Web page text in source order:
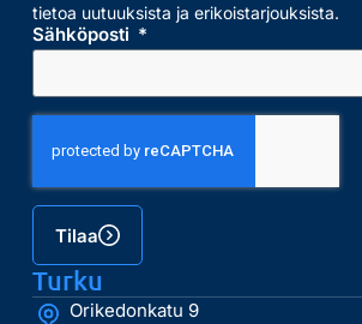
tietoa uutuuksista ja erikoistarjouksista.
Sähköposti
Tilaa
Turku
Orikedonkatu 9